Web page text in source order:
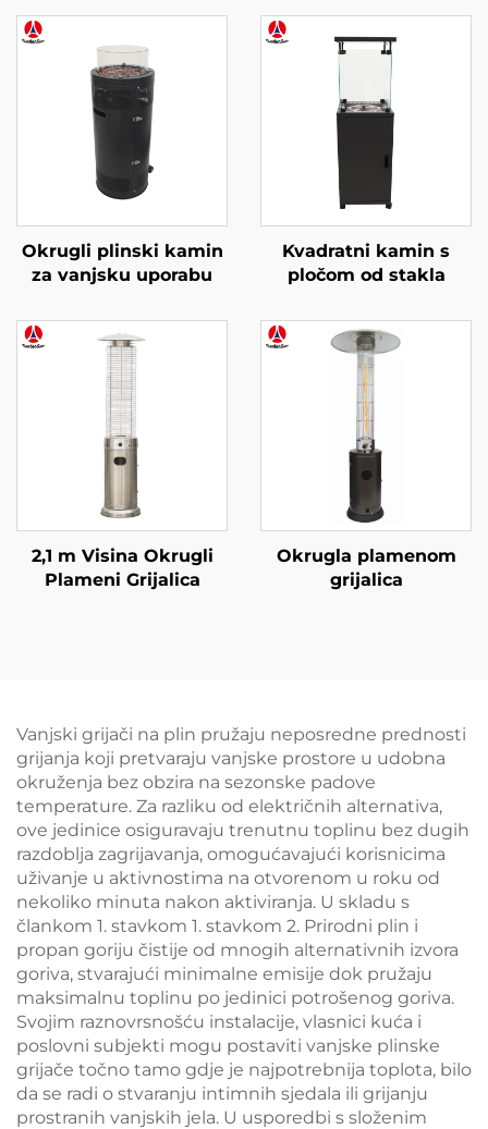
Okrugli plinski kamin
za vanjsku uporabu
Kvadratni kamin s
pločom od stakla
2,1 m Visina Okrugli
Plameni Grijalica
Okrugla plamenom
grijalica
Vanjski grijači na plin pružaju neposredne prednosti
grijanja koji pretvaraju vanjske prostore u udobna
okruženja bez obzira na sezonske padove
temperature. Za razliku od električnih alternativa,
ove jedinice osiguravaju trenutnu toplinu bez dugih
razdoblja zagrijavanja, omogućavajući korisnicima
uživanje u aktivnostima na otvorenom u roku od
nekoliko minuta nakon aktiviranja. U skladu s
člankom 1. stavkom 1. stavkom 2. Prirodni plin i
propan goriju čistije od mnogih alternativnih izvora
goriva, stvarajući minimalne emisije dok pružaju
maksimalnu toplinu po jedinici potrošenog goriva.
Svojim raznovrsnošću instalacije, vlasnici kuća i
poslovni subjekti mogu postaviti vanjske plinske
grijače točno tamo gdje je najpotrebnija toplota, bilo
da se radi o stvaranju intimnih sjedala ili grijanju
prostranih vanjskih jela. U usporedbi s složenim